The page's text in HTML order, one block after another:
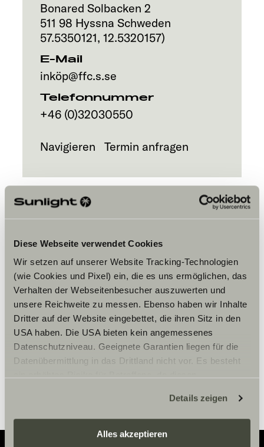
Diese Webseite verwendet Cookies
Wir setzen auf unserer Website Tracking-Technologien
(wie Cookies und Pixel) ein, die es uns ermöglichen, das
Verhalten der Webseitenbesucher auszuwerten und
unsere Reichweite zu messen. Ebenso haben wir Inhalte
Dritter auf der Website eingebettet, die ihren Sitz in den
USA haben. Die USA bieten kein angemessenes
Datenschutzniveau. Geeignete Garantien liegen für die
Datenübermittlung in das Drittland nicht vor. Es besteht
zustehen. Eingesetzte Dienstleister können Daten für
eigene Zwecke verarbeiten und mit anderen Daten
zusammenführen. Weitere Informationen finden Sie hier:
Details zeigen
Alles akzeptieren
Bonared Solbacken 2
511 98 Hyssna Schweden
57.5350121, 12.5320157)
E-Mail
inköp@ffc.s.se
Telefonnummer
+46 (0)32030550
Navigieren Termin anfragen
Bitte akzeptiere die Marketing-
Cookies, um die Inhalte zu sehen.
Cookie-Einstellungen